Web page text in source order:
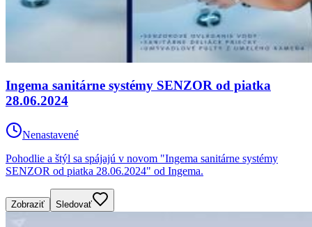
Ingema sanitárne systémy SENZOR od piatka
28.06.2024
Nenastavené
Pohodlie a štýl sa spájajú v novom "Ingema sanitárne systémy
SENZOR od piatka 28.06.2024" od Ingema.
Zobraziť Sledovať